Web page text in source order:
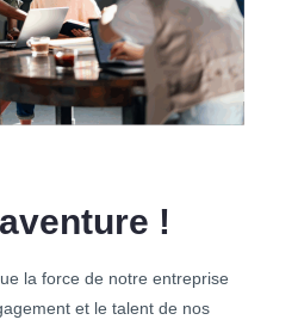
!
la force de notre entreprise
et le talent de nos